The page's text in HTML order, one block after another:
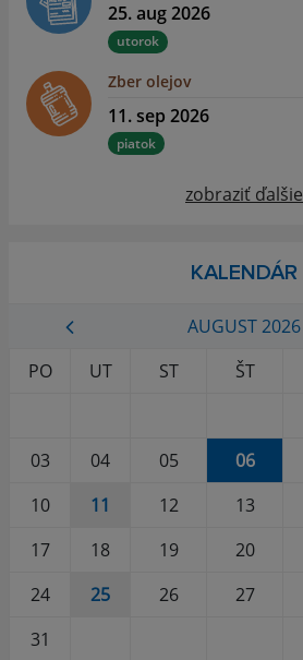
25. aug 2026
utorok
Zber olejov
11. sep 2026
piatok
zobraziť ďalšie
KALENDÁR
AUGUST 2026
PO
UT ST ŠT
03
04 05 06
10
11 12 13
17
18 19 20
24
25 26 27
31